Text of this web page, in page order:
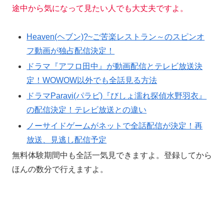
途中から気になって見たい人でも大丈夫ですよ。
Heaven(ヘブン)?~ご苦楽レストラン～のスピンオ
フ動画が独占配信決定！
ドラマ『アフロ田中』が動画配信とテレビ放送決
定！WOWOW以外でも全話見る方法
ドラマParavi(パラビ)『びしょ濡れ探偵水野羽衣』
の配信決定！テレビ放送との違い
ノーサイドゲームがネットで全話配信が決定！再
放送、見逃し配信予定
無料体験期間中も全話一気見できますよ。登録してから
ほんの数分で行えますよ。